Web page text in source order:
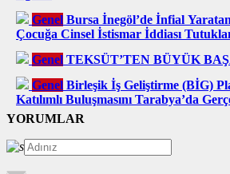
Genel Bursa İnegöl’de İnfial
Çocuğa Cinsel İstismar İddiası
Genel TEKSÜT’TEN BÜYÜK
Genel Birleşik İş Geliştirme (BİG)
Katılımlı Buluşmasını Tarabya’da
YORUMLAR